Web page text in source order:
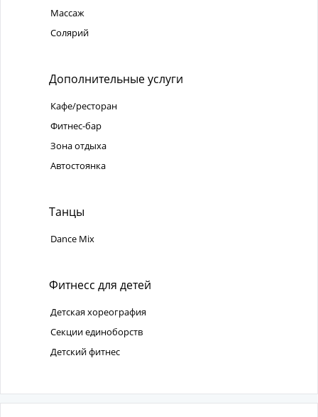
Массаж
Солярий
Дополнительные услуги
Кафе/ресторан
Фитнес-бар
Зона отдыха
Автостоянка
Танцы
Dance Mix
Фитнесс для детей
Детская хореография
Секции единоборств
Детский фитнес